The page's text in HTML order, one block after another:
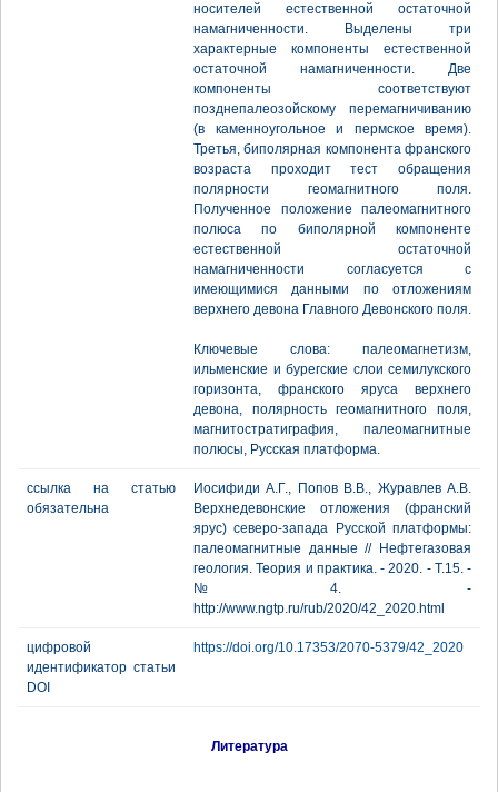
носителей естественной остаточной
намагниченности. Выделены три
характерные компоненты естественной
остаточной намагниченности. Две
компоненты соответствуют
позднепалеозойскому перемагничиванию
(в каменноугольное и пермское время).
Третья, биполярная компонента франского
возраста проходит тест обращения
полярности геомагнитного поля.
Полученное положение палеомагнитного
полюса по биполярной компоненте
естественной остаточной
намагниченности согласуется с
имеющимися данными по отложениям
верхнего девона Главного Девонского поля.
Ключевые слова: палеомагнетизм,
ильменские и бурегские слои семилукского
горизонта, франского яруса верхнего
девона, полярность геомагнитного поля,
магнитостратиграфия, палеомагнитные
полюсы, Русская платформа.
ссылка на статью
обязательна
Иосифиди А.Г., Попов В.В., Журавлев А.В.
Верхнедевонские отложения (франский
ярус) северо-запада Русской платформы:
палеомагнитные данные // Нефтегазовая
геология. Теория и практика. - 2020. - Т.15. -
№4. -
http://www.ngtp.ru/rub/2020/42_2020.html
цифровой
идентификатор статьи
DOI
https://doi.org/10.17353/2070-5379/42_2020
Литература